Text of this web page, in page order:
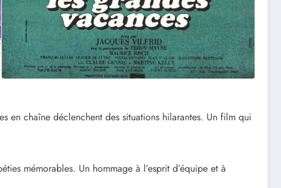
en chaîne déclenchent des situations hilarantes. Un film qui
mémorables. Un hommage à l’esprit d’équipe et à